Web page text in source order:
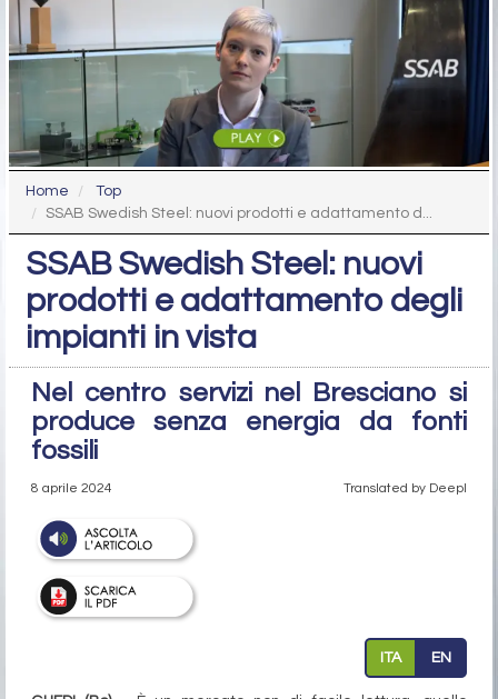
Home
Top
SSAB Swedish Steel: nuovi prodotti e adattamento d...
SSAB Swedish Steel: nuovi
prodotti e adattamento degli
impianti in vista
Nel centro servizi nel Bresciano si
produce senza energia da fonti
fossili
8 aprile 2024 Translated by Deepl
ITA EN